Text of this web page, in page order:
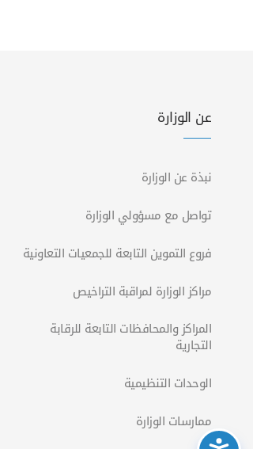
عن الوزارة
نبذة عن الوزارة
تواصل مع مسؤولي الوزارة
فروع التموين التابعة للجمعيات التعاونية
مراكز الوزارة لمراقبة التراخيص
المراكز والمحافظات التابعة للرقابة
التجارية
الوحدات التنظيمية
ممارسات الوزارة